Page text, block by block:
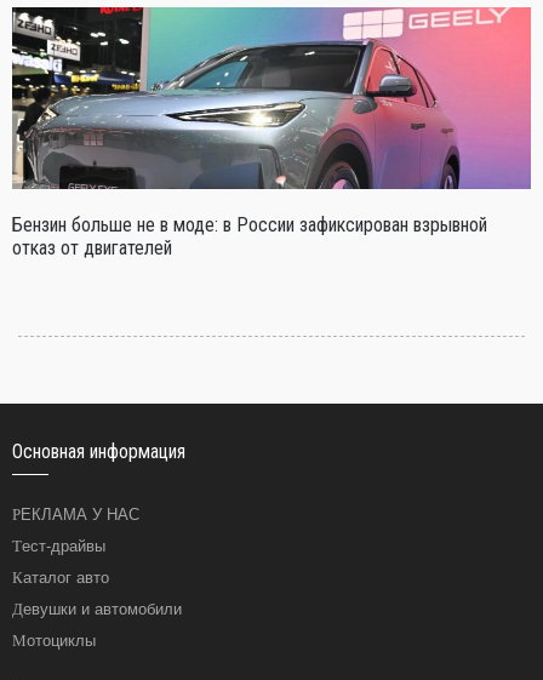
Бензин больше не в моде: в России зафиксирован взрывной
отказ от двигателей
Основная информация
РЕКЛАМА У НАС
Тест-драйвы
Каталог авто
Девушки и автомобили
Мотоциклы